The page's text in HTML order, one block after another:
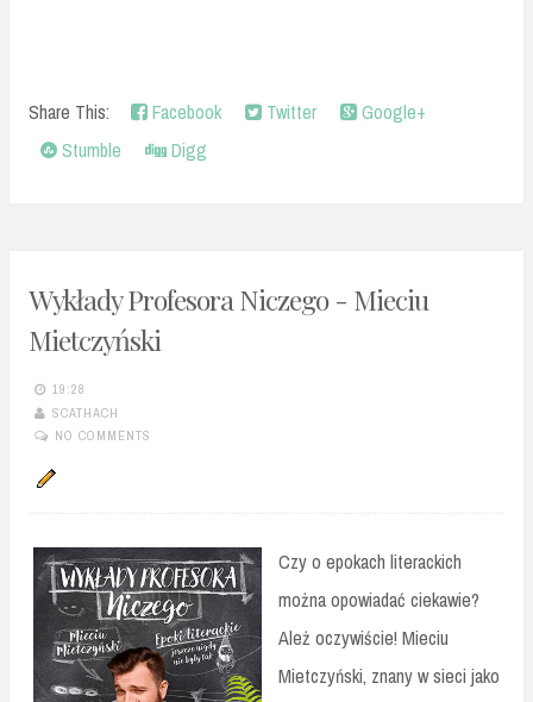
Share This: Facebook Twitter
Google+
Stumble
Digg
Wykłady Profesora Niczego - Mieciu
Mietczyński
19:28
SCATHACH
NO COMMENTS
Czy o epokach literackich
można opowiadać ciekawie?
Ależ oczywiście! Mieciu
Mietczyński, znany w sieci jako